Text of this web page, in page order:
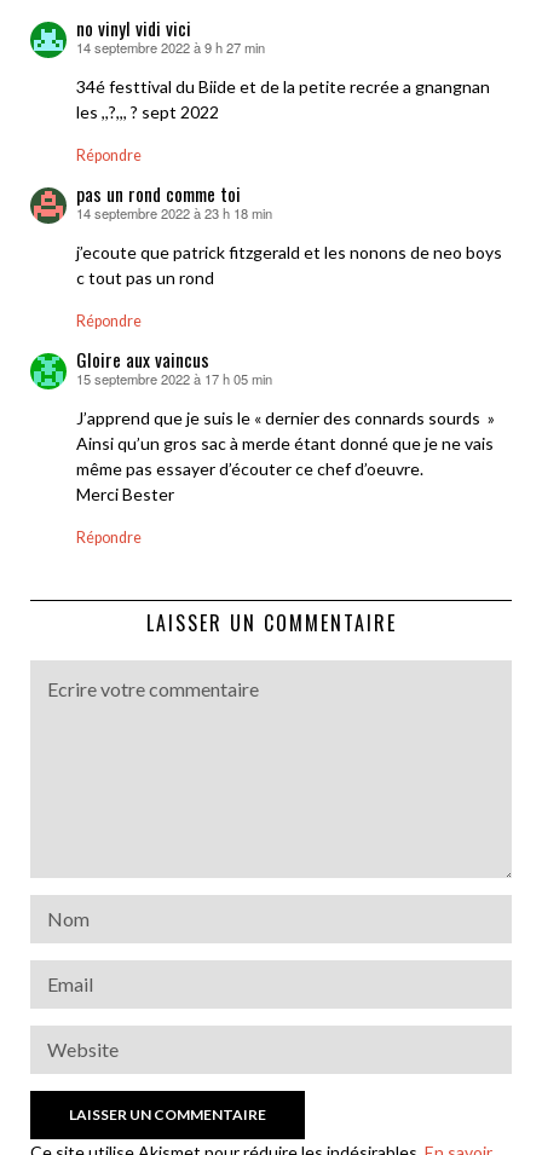
no vinyl vidi vici
dit :
14 septembre 2022 à 9 h 27 min
34é festtival du Biide et de la petite recrée a gnangnan
les ,,?,,, ? sept 2022
Répondre
pas un rond comme toi
dit :
14 septembre 2022 à 23 h 18 min
j’ecoute que patrick fitzgerald et les nonons de neo boys
c tout pas un rond
Répondre
Gloire aux vaincus
dit :
15 septembre 2022 à 17 h 05 min
J’apprend que je suis le « dernier des connards sourds »
Ainsi qu’un gros sac à merde étant donné que je ne vais
même pas essayer d’écouter ce chef d’oeuvre.
Merci Bester
Répondre
LAISSER UN COMMENTAIRE